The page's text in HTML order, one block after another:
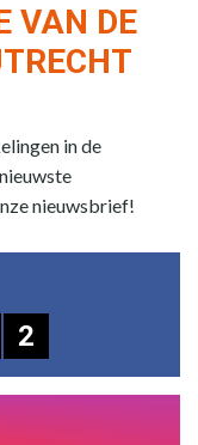
VAN DE
in de
nieuwsbrief!
2